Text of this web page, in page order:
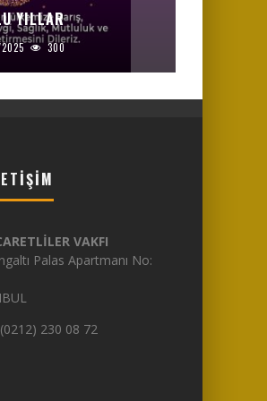
YILLAR
300
VAKFI
Palas Apartmanı No:
230 08 72